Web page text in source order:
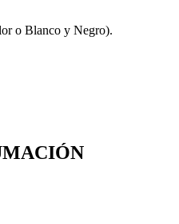
o Blanco y Negro).